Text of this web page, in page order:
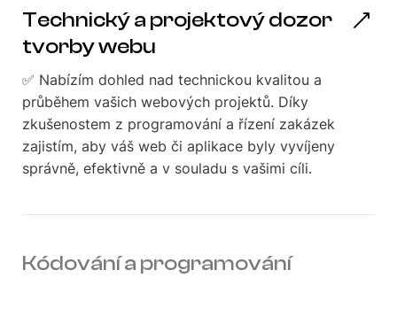
Technický a projektový dozor
tvorby webu
✅ Nabízím dohled nad technickou kvalitou a
průběhem vašich webových projektů. Díky
zkušenostem z programování a řízení zakázek
zajistím, aby váš web či aplikace byly vyvíjeny
správně, efektivně a v souladu s vašimi cíli.
Kódování a programování